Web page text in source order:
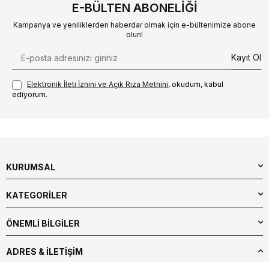
E-BÜLTEN ABONELIĞI
Kampanya ve yeniliklerden haberdar olmak için e-bültenimize abone
olun!
Kayıt Ol
Elektronik İleti İzni‌ni ve Açık Rıza Metni‌ni, okudum, kabul
ediyorum.
KURUMSAL
KATEGORİLER
ÖNEMLİ BİLGİLER
ADRES & İLETIŞIM